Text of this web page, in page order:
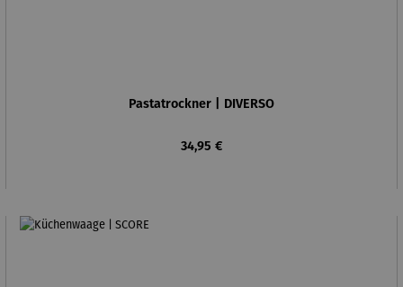
Pastatrockner | DIVERSO
Regulärer Preis:
34,95 €